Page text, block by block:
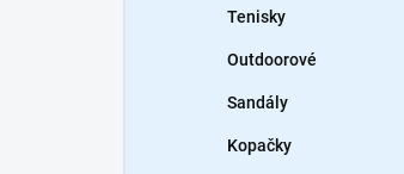
Tenisky
Outdoorové
Sandály
Kopačky